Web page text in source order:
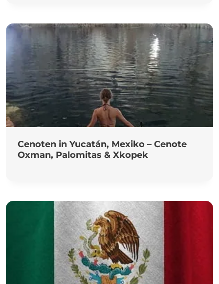
Cenoten in Yucatán, Mexiko – Cenote
Oxman, Palomitas & Xkopek